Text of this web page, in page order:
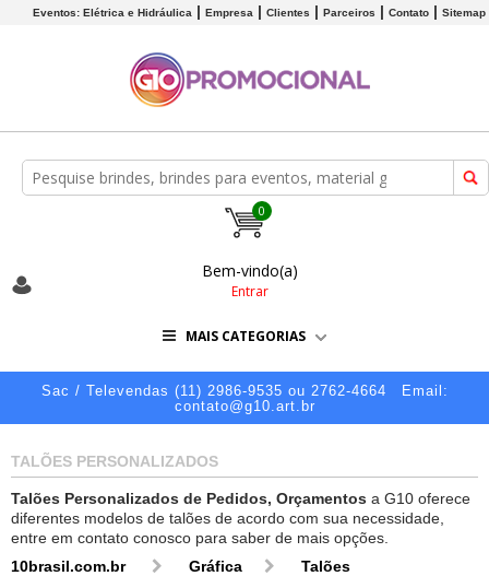
Eventos: Elétrica e Hidráulica Empresa Clientes Parceiros Contato Sitemap
0
Bem-vindo(a)
Entrar
MAIS CATEGORIAS
Sac / Televendas (11) 2986-9535 ou 2762-4664
Email:
contato@g10.art.br
TALÕES PERSONALIZADOS
Talões Personalizados de Pedidos, Orçamentos a G10 oferece
diferentes modelos de talões de acordo com sua necessidade,
entre em contato conosco para saber de mais opções.
10brasil.com.br
Gráfica Talões